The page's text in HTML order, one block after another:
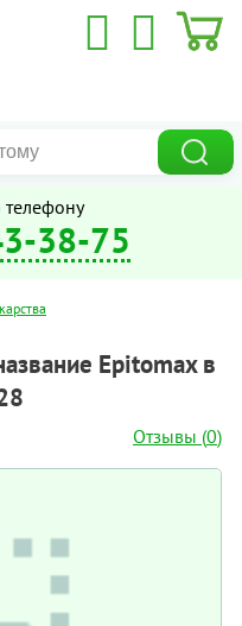
телефону
38-75
Epitomax в
Отзывы (0)